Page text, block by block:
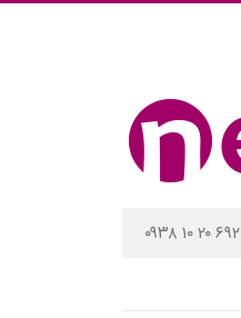
۰۹۳۸ ۱۰ ۲۰ ۶۹۲